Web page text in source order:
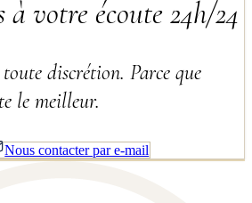
à votre écoute 24h/24
discrétion. Parce que
le meilleur.
Nous contacter par e-mail